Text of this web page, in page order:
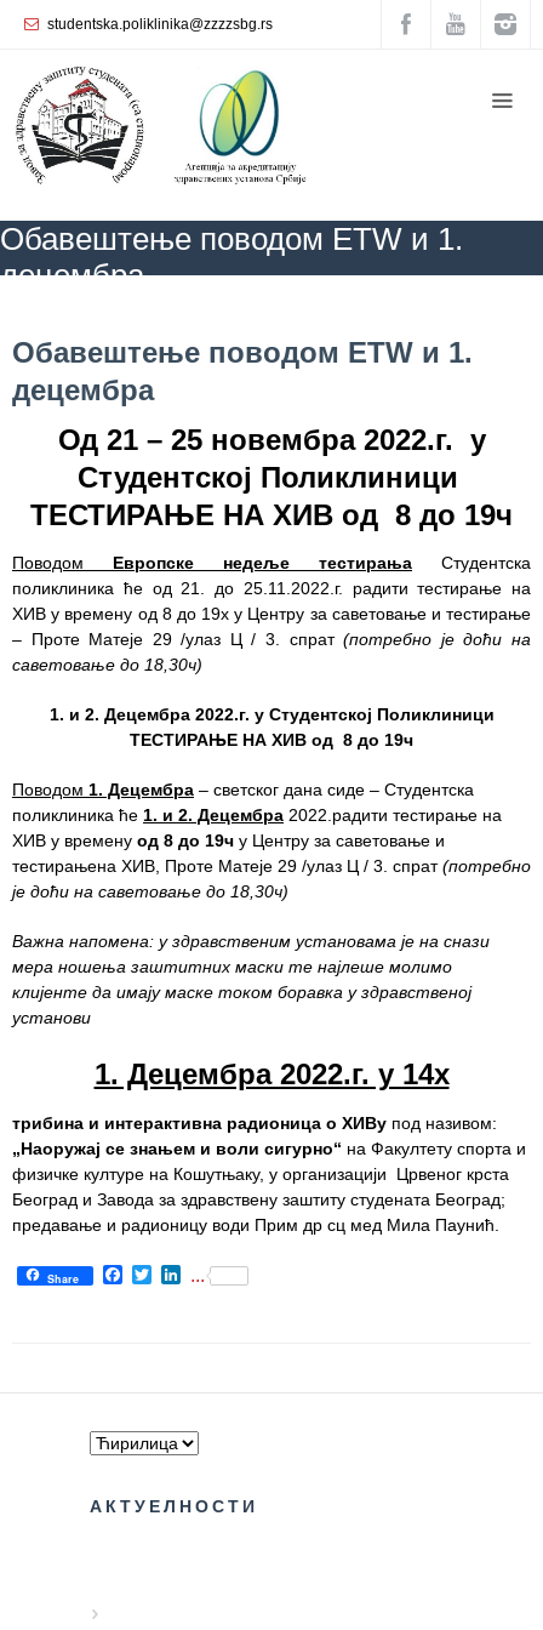
studentska.poliklinika@zzzzsbg.rs
Обавештење поводом ЕТW и 1.
децембра
Обавештење поводом ЕТW и 1.
децембра
Од 21 – 25 новембра 2022.г. у
Студентској Поликлиници
ТЕСТИРАЊЕ НА ХИВ од 8 до 19ч
Поводом Европске недеље тестирања Студентска
поликлиника ће од 21. до 25.11.2022.г. радити тестирање на
ХИВ у времену од 8 до 19х у Центру за саветовање и тестирање
– Проте Матеје 29 /улаз Ц / 3. спрат(потребно је доћи на
саветовање до 18,30ч)
1. и 2. Децембра 2022.г. у Студентској Поликлиници
ТЕСТИРАЊЕ НА ХИВ од 8 до 19ч
Поводом 1. Децембра – светског дана сиде – Студентска
поликлиника ће 1. и 2. Децембра 2022.радити тестирање на
ХИВ у времену од 8 до 19ч у Центру за саветовање и
тестирањена ХИВ, Проте Матеје 29 /улаз Ц / 3. спрат(потребно
је доћи на саветовање до 18,30ч)
Важна напомена: у здравственим установама је на снази
мера ношења заштитних маски те најлеше молимо
клијенте да имају маске током боравка у здравственој
установи
1. Децембра 2022.г. у 14х
трибина и интерактивна радионица о ХИВу под називом:
„Наоружај се знањем и воли сигурно“ на Факултету спорта и
физичке културе на Кошутњаку, у организацији Црвеног крста
Београд и Завода за здравствену заштиту студената Београд;
предавање и радионицу води Прим др сц мед Мила Паунић.
Share Facebook
TwitterLinkedIn
...
АКТУЕЛНОСТИ
Почетна
O
нама
организација
Служба
опште
медицине
Служба за
здравствену
заштиту
Служба
стоматолошке
здравствене
заштите
Служба за
специјалистичко
делатност
Служба за
унапређење
и очување
Служба за
медицинску
дијагностику
Стационар
Служба
социјалне
медицине са
информатиком
правне,
Информатор
Финансије
Квалитет